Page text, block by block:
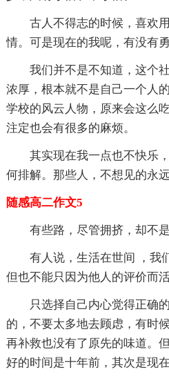
古人不得志的时候，喜欢
情。可是现在的我呢，有没有
我们并不是不知道，这个
浓厚，根本就不是自己一个人
学校的风云人物，原来会这么
注定也会有很多的麻烦。
其实现在我一点也不快乐
何排解。那些人，不想见的永
随感高二作文5
有些路，尽管拥挤，却不
有人说，生活在世间 ，我
但也不能只因为他人的评价而活
只选择自己内心觉得正确
的，不要太多地去顾虑，有时
再补救也没有了原先的味道。
好的时间是十年前，其次是现在